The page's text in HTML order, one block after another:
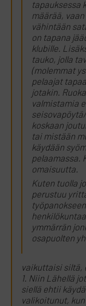
tapauksessa
määrää,
vähintään
on tapana
klubille.
tauko, jolla
(molemmat
pelaajat
jotakin.
valmistamia
koskaan
tai mistään
käydään
pelaamassa.
omaisuutta.
Kuten tuolla
perustuu
ymmärrän
osapuolten
vaikuttaisi siltä,
1. Niin Lähellä
siellä ehtii käydä
valikoitunut,